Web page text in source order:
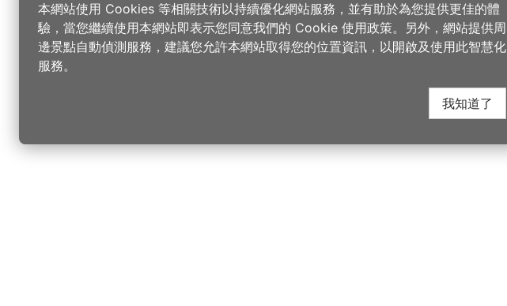
本網站使用 Cookies 等相關技術以持續優化網站服務，並有助於為您提供更佳的體
驗，當您繼續使用本網站即表示您同意我們的 Cookie 使用政策。另外，網站提供周
邊景點自動偵測服務，建議您允許本網站取得您的位置資訊，以開啟及使用此智慧化
服務。
我知道了